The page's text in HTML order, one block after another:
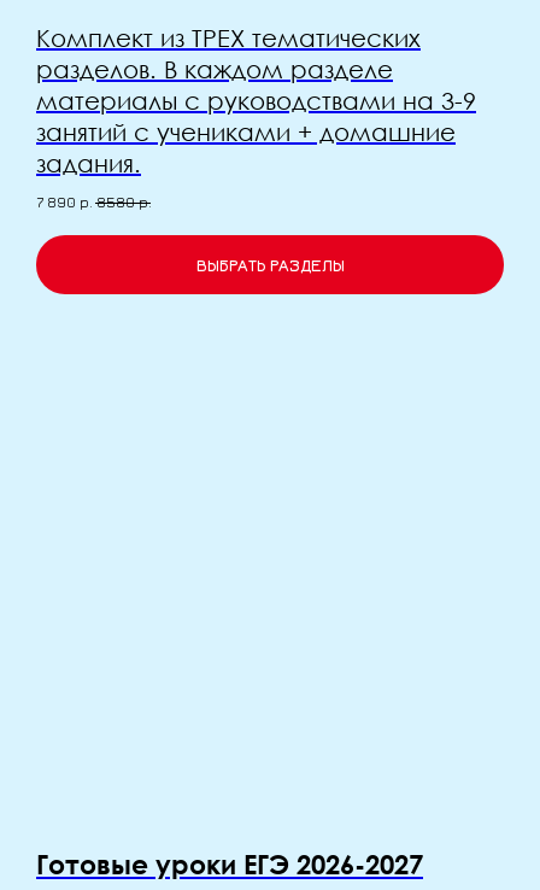
Комплект из ТРЕХ тематических
разделов. В каждом разделе
материалы с руководствами на 3-9
занятий с учениками + домашние
задания.
7 890 р. 8580 р.
ВЫБРАТЬ РАЗДЕЛЫ
Готовые уроки ЕГЭ 2026-2027